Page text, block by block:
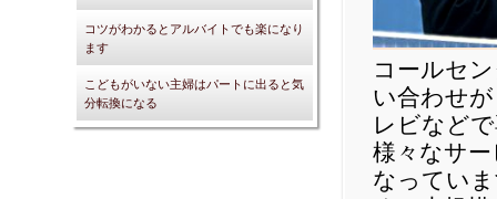
コツがわかるとアルバイトでも楽になり
ます
こどもがいない主婦はパートに出ると気
分転換になる
コールセ
い合わせ
レビなど
様々なサ
なってい